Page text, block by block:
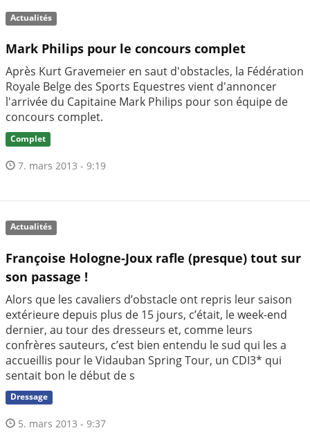
Actualités
Mark Philips pour le concours complet
Après Kurt Gravemeier en saut d'obstacles, la Fédération
Royale Belge des Sports Equestres vient d'annoncer
l'arrivée du Capitaine Mark Philips pour son équipe de
concours complet.
Complet
7. mars 2013 - 9:19
Actualités
Françoise Hologne-Joux rafle (presque) tout sur
son passage !
Alors que les cavaliers d’obstacle ont repris leur saison
extérieure depuis plus de 15 jours, c’était, le week-end
dernier, au tour des dresseurs et, comme leurs
confrères sauteurs, c’est bien entendu le sud qui les a
accueillis pour le Vidauban Spring Tour, un CDI3* qui
sentait bon le début de s
Dressage
5. mars 2013 - 9:37